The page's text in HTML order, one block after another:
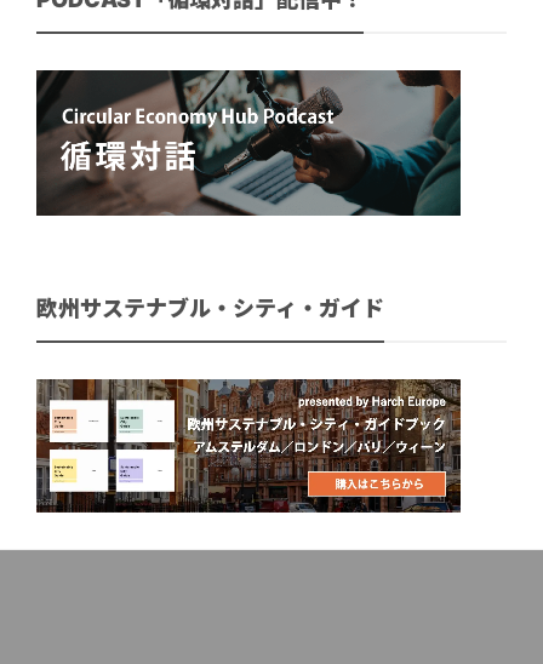
欧州サステナブル・シティ・ガイド